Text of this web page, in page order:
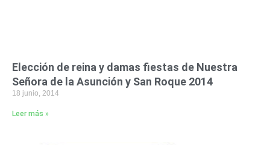
Elección de reina y damas fiestas de Nuestra
Señora de la Asunción y San Roque 2014
18 junio, 2014
Leer más »